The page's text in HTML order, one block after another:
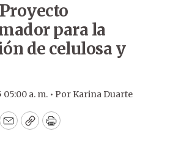
para la
de celulosa y
a. m. • Por Karina Duarte
EmailCopyPrint